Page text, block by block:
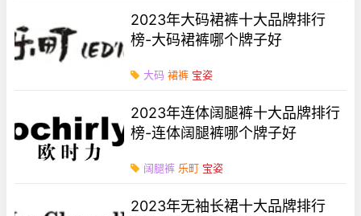
2023年大码裙裤十大品牌排行
榜-大码裙裤哪个牌子好
大码 裙裤 宝姿
2023年连体阔腿裤十大品牌排行
榜-连体阔腿裤哪个牌子好
阔腿裤 乐町 宝姿
2023年无袖长裙十大品牌排行